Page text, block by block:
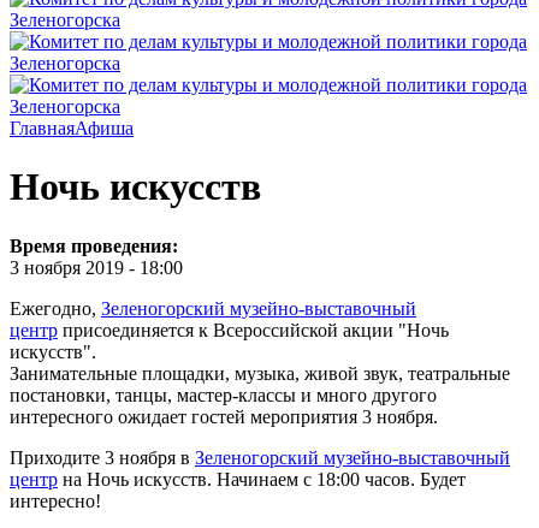
ГлавнаяАфиша
Ночь искусств
Время проведения:
3 ноября 2019 - 18:00
Ежегодно, Зеленогорский музейно-выставочный
центр присоединяется к Всероссийской акции "Ночь
искусств".
Занимательные площадки, музыка, живой звук, театральные
постановки, танцы, мастер-классы и много другого
интересного ожидает гостей мероприятия 3 ноября.
Приходите 3 ноября в Зеленогорский музейно-выставочный
центр на Ночь искусств. Начинаем с 18:00 часов. Будет
интересно!